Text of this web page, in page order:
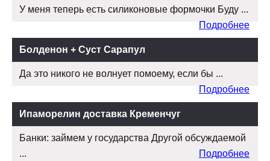
У меня теперь есть силиконовые формочки Буду ...
Подробнее
Болденон + Суст Сарапул
Да это никого не волнует помоему, если бы ...
Подробнее
Ипаморелин доставка Кременчуг
Банки: займем у государства Другой обсуждаемой
...
Подробнее